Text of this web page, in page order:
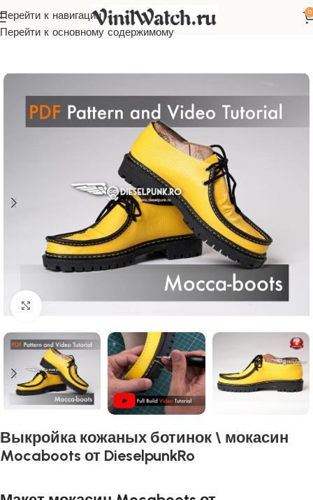
Перейти к навигации
Перейти к основному содержимому
0
Главная Макеты Выкройки
Выкройка кожаных ботинок \ мокасин
Mocaboots от DieselpunkRo